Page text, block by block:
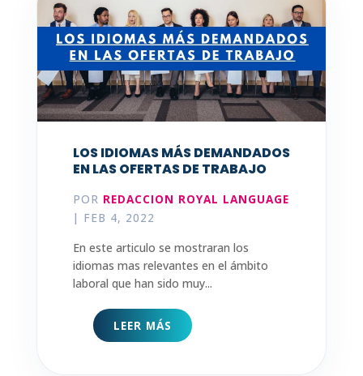
LOS IDIOMAS MÁS DEMANDADOS
EN LAS OFERTAS DE TRABAJO
POR REDACCION ROYAL LANGUAGE
| FEB 4, 2022
En este articulo se mostraran los
idiomas mas relevantes en el ámbito
laboral que han sido muy...
LEER MÁS